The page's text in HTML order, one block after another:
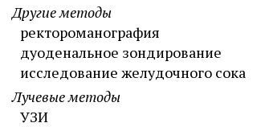
Другие методы
ректороманография
дуоденальное зондирование
исследование желудочного сока
Лучевые методы
УЗИ